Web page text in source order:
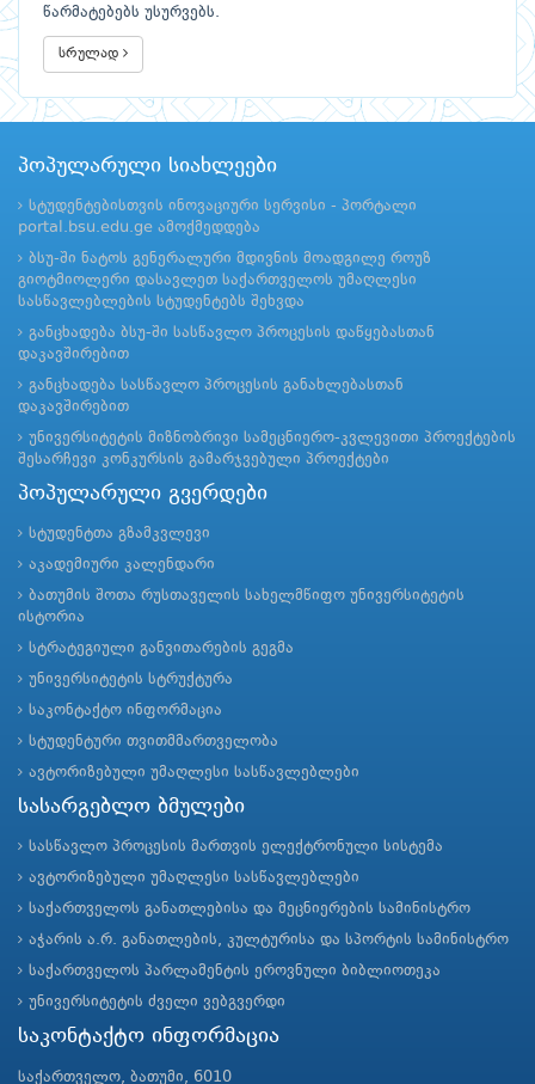
წარმატებებს უსურვებს.
სრულად
პოპულარული სიახლეები
სტუდენტებისთვის ინოვაციური სერვისი - პორტალი
portal.bsu.edu.ge ამოქმედდება
ბსუ-ში ნატოს გენერალური მდივნის მოადგილე როუზ
გიოტმიოლერი დასავლეთ საქართველოს უმაღლესი
სასწავლებლების სტუდენტებს შეხვდა
განცხადება ბსუ-ში სასწავლო პროცესის დაწყებასთან
დაკავშირებით
განცხადება სასწავლო პროცესის განახლებასთან
დაკავშირებით
უნივერსიტეტის მიზნობრივი სამეცნიერო-კვლევითი პროექტების
შესარჩევი კონკურსის გამარჯვებული პროექტები
პოპულარული გვერდები
სტუდენტთა გზამკვლევი
აკადემიური კალენდარი
ბათუმის შოთა რუსთაველის სახელმწიფო უნივერსიტეტის
ისტორია
სტრატეგიული განვითარების გეგმა
უნივერსიტეტის სტრუქტურა
საკონტაქტო ინფორმაცია
სტუდენტური თვითმმართველობა
ავტორიზებული უმაღლესი სასწავლებლები
სასარგებლო ბმულები
სასწავლო პროცესის მართვის ელექტრონული სისტემა
ავტორიზებული უმაღლესი სასწავლებლები
საქართველოს განათლებისა და მეცნიერების სამინისტრო
აჭარის ა.რ. განათლების, კულტურისა და სპორტის სამინისტრო
საქართველოს პარლამენტის ეროვნული ბიბლიოთეკა
უნივერსიტეტის ძველი ვებგვერდი
საკონტაქტო ინფორმაცია
საქართველო, ბათუმი, 6010